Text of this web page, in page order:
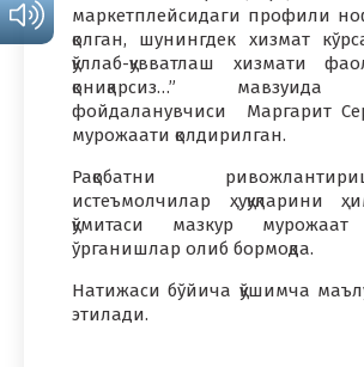
маркетплейсидаги профили
қолган, шунингдек хизмат
қўллаб-қувватлаш хизмати
қониқарсиз…” мавзуида
фойдаланувчиси Маргарит
мурожаати қолдирилган.
Рақобатни
истеъмолчилар ҳуқуқларини
қўмитаси мазкур мурожаат
ўрганишлар олиб бормоқда.
Натижаси бўйича қўшимча
этилади.